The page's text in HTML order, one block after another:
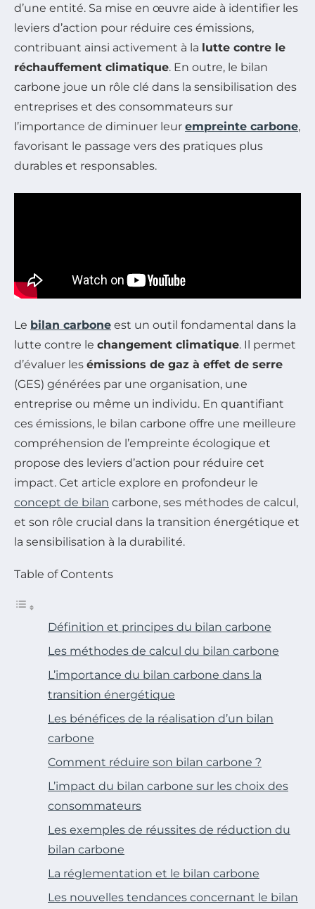
d’une entité. Sa mise en œuvre aide à identifier les
leviers d’action pour réduire ces émissions,
contribuant ainsi activement à la lutte contre le
réchauffement climatique. En outre, le bilan
carbone joue un rôle clé dans la sensibilisation des
entreprises et des consommateurs sur
l’importance de diminuer leur empreinte carbone,
favorisant le passage vers des pratiques plus
durables et responsables.
Le bilan carbone est un outil fondamental dans la
lutte contre le changement climatique. Il permet
d’évaluer les émissions de gaz à effet de serre
(GES) générées par une organisation, une
entreprise ou même un individu. En quantifiant
ces émissions, le bilan carbone offre une meilleure
compréhension de l’empreinte écologique et
propose des leviers d’action pour réduire cet
impact. Cet article explore en profondeur le
concept de bilan carbone, ses méthodes de calcul,
et son rôle crucial dans la transition énergétique et
la sensibilisation à la durabilité.
Table of Contents
Définition et principes du bilan carbone
Les méthodes de calcul du bilan carbone
L’importance du bilan carbone dans la
transition énergétique
Les bénéfices de la réalisation d’un bilan
carbone
Comment réduire son bilan carbone ?
L’impact du bilan carbone sur les choix des
consommateurs
Les exemples de réussites de réduction du
bilan carbone
La réglementation et le bilan carbone
Les nouvelles tendances concernant le bilan